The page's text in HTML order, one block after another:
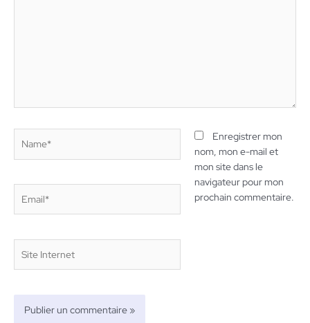
Internet
Enregistrer mon
nom, mon e-mail et
mon site dans le
navigateur pour mon
prochain commentaire.